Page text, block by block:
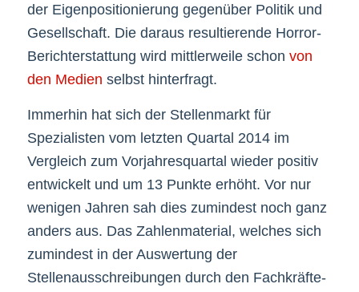
der Eigenpositionierung gegenüber Politik und
Gesellschaft. Die daraus resultierende Horror-
Berichterstattung wird mittlerweile schon von
den Medien selbst hinterfragt.
Immerhin hat sich der Stellenmarkt für
Spezialisten vom letzten Quartal 2014 im
Vergleich zum Vorjahresquartal wieder positiv
entwickelt und um 13 Punkte erhöht. Vor nur
wenigen Jahren sah dies zumindest noch ganz
anders aus. Das Zahlenmaterial, welches sich
zumindest in der Auswertung der
Stellenausschreibungen durch den Fachkräfte-